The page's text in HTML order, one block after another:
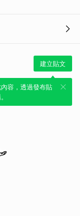
建立貼文
容，透過發布貼